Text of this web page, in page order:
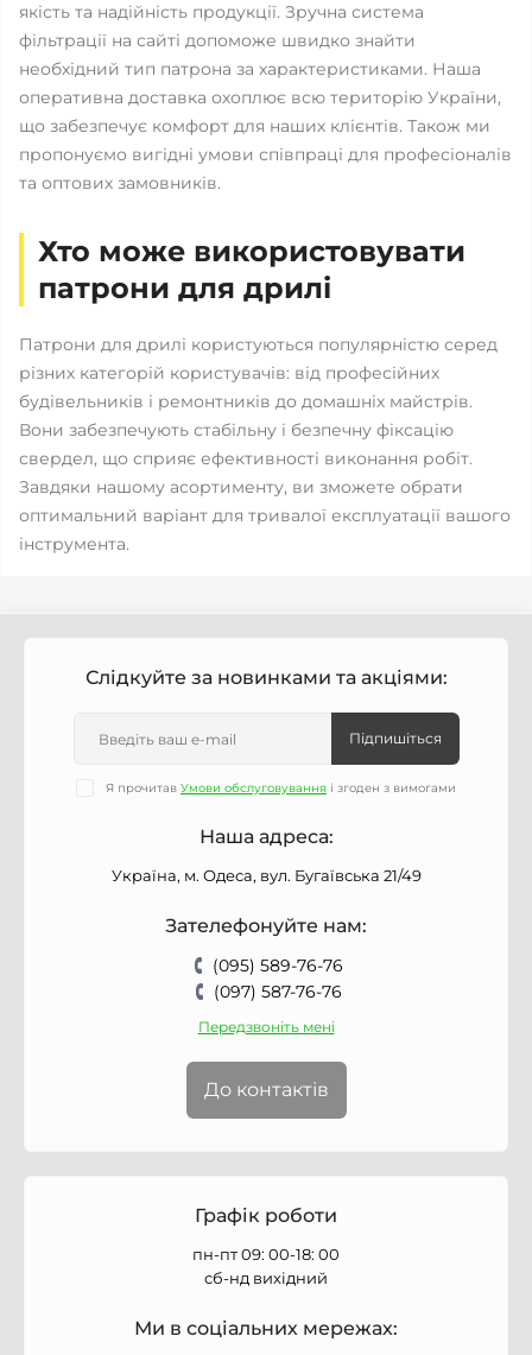
якість та надійність продукції. Зручна система
фільтрації на сайті допоможе швидко знайти
необхідний тип патрона за характеристиками. Наша
оперативна доставка охоплює всю територію України,
що забезпечує комфорт для наших клієнтів. Також ми
пропонуємо вигідні умови співпраці для професіоналів
та оптових замовників.
Хто може використовувати
патрони для дрилі
Патрони для дрилі користуються популярністю серед
різних категорій користувачів: від професійних
будівельників і ремонтників до домашніх майстрів.
Вони забезпечують стабільну і безпечну фіксацію
свердел, що сприяє ефективності виконання робіт.
Завдяки нашому асортименту, ви зможете обрати
оптимальний варіант для тривалої експлуатації вашого
інструмента.
Слідкуйте за новинками та акціями:
Підпишіться
Я прочитав Умови обслуговування і згоден з вимогами
Наша адреса:
Україна, м. Одеса, вул. Бугаївська 21/49
Зателефонуйте нам:
(095) 589-76-76
(097) 587-76-76
Передзвоніть мені
До контактів
Графік роботи
пн-пт 09: 00-18: 00
сб-нд вихідний
Ми в соціальних мережах: